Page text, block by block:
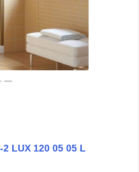
2 LUX 120 05 05 L